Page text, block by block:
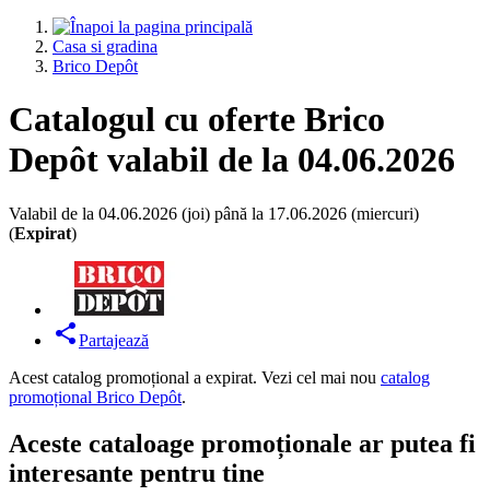
Casa si gradina
Brico Depôt
Catalogul cu oferte Brico
Depôt valabil de la 04.06.2026
Valabil de la 04.06.2026 (joi) până la 17.06.2026 (miercuri)
(Expirat)
Partajează
Acest catalog promoțional a expirat. Vezi cel mai nou catalog
promoțional Brico Depôt.
Aceste cataloage promoționale ar putea fi
interesante pentru tine